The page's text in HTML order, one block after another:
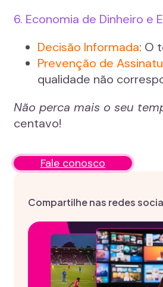
6. Economia de Dinheiro e
Decisão Informada: O
Prevenção de
qualidade não
Não perca mais o seu
centavo!
Fale conosco
Compartilhe nas redes